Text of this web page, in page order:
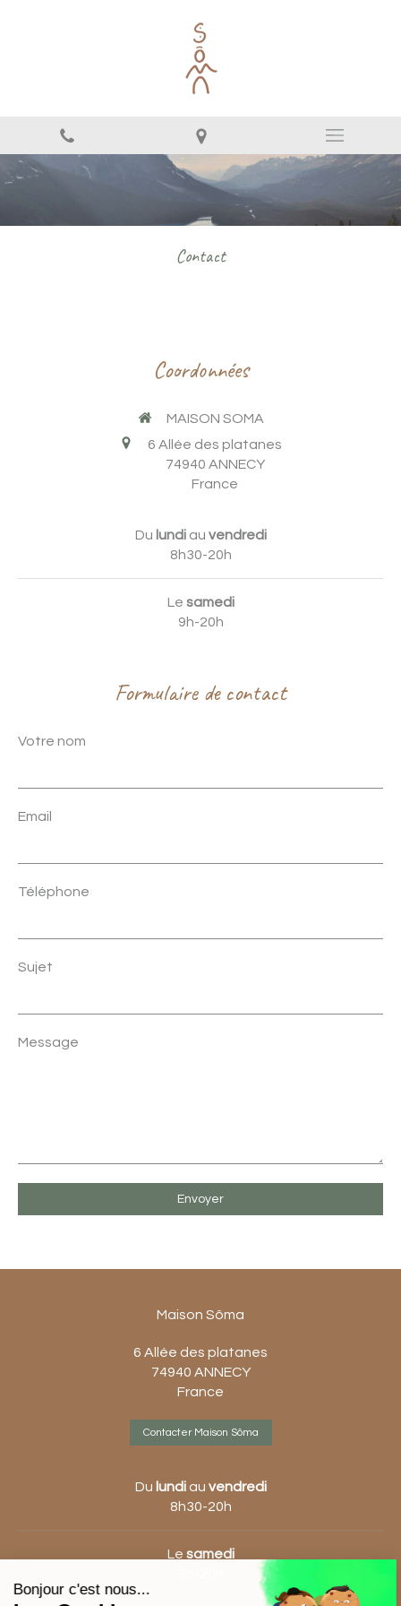
Contact
Coordonnées
MAISON SOMA
6 Allée des platanes
74940 ANNECY
France
Du lundiau vendredi
8h30-20h
Le samedi
9h-20h
Formulaire de contact
Votre nom
Email
Téléphone
Sujet
Message
Envoyer
Maison Sôma
6 Allée des platanes
74940 ANNECY
France
Contacter Maison Sôma
Du lundiau vendredi
8h30-20h
Le samedi